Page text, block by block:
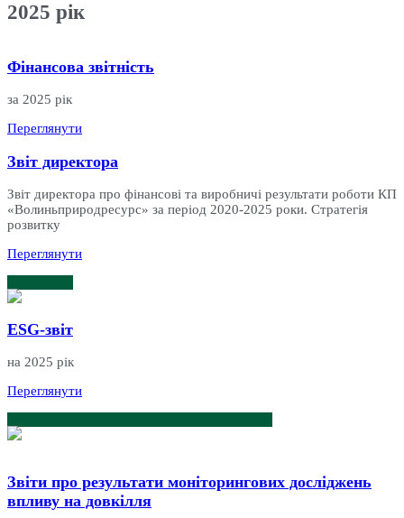
2025 рік
Фінансова звітність
за 2025 рік
Переглянути
Звіт директора
Звіт директора про фінансові та виробничі результати роботи КП
«Волиньприродресурс» за період 2020-2025 роки. Стратегія
розвитку
Переглянути
ESG-звіт
на 2025 рік
Переглянути
Звіти про результати моніторингових досліджень
впливу на довкілля